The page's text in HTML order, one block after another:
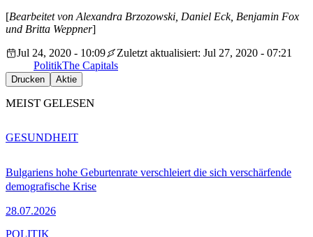
[Bearbeitet von Alexandra Brzozowski, Daniel Eck, Benjamin Fox
und Britta Weppner]
Jul 24, 2020 - 10:09
Zuletzt aktualisiert: Jul 27, 2020 - 07:21
PolitikThe Capitals
Drucken Aktie
MEIST GELESEN
Bulgariens hohe Geburtenrate verschleiert die sich verschärfende
demografische Krise
28.07.2026
GESUNDHEIT
POLITIK